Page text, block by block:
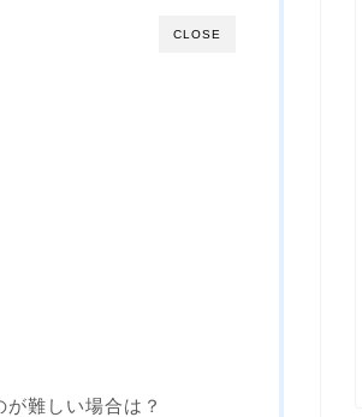
CLOSE
難しい場合は？